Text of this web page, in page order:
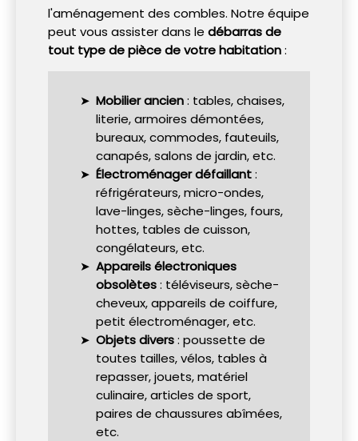
l'aménagement des combles. Notre équipe
peut vous assister dans le débarras de
tout type de pièce de votre habitation:
Mobilier ancien: tables, chaises,
literie, armoires démontées,
bureaux, commodes, fauteuils,
canapés, salons de jardin, etc.
Électroménager défaillant:
réfrigérateurs, micro-ondes,
lave-linges, sèche-linges, fours,
hottes, tables de cuisson,
congélateurs, etc.
Appareils électroniques
obsolètes: téléviseurs, sèche-
cheveux, appareils de coiffure,
petit électroménager, etc.
Objets divers: poussette de
toutes tailles, vélos, tables à
repasser, jouets, matériel
culinaire, articles de sport,
paires de chaussures abîmées,
etc.